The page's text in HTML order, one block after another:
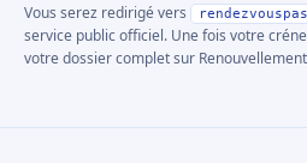
Vous serez redirigé vers
service public officiel. Une fois votre
votre dossier complet sur